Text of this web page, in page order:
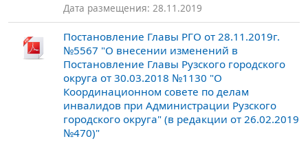
Дата размещения: 28.11.2019
Постановление Главы РГО от 28.11.2019г.
№5567 "О внесении изменений в
Постановление Главы Рузского городского
округа от 30.03.2018 №1130 "О
Координационном совете по делам
инвалидов при Администрации Рузского
городского округа" (в редакции от 26.02.2019
№470)"